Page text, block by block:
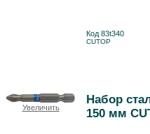
Код 83t340
CUTOP
Увеличить
Набор
150 мм